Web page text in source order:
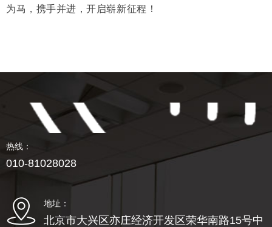
为马，携手并进，开启崭新征程！
热线：
010-81028028
地址：
北京市大兴区亦庄经济开发区荣华南路15号中